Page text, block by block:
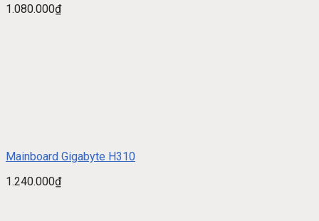
1.080.000₫
Mainboard Gigabyte H310
1.240.000₫